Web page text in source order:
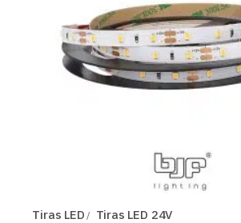
Tiras LED Tiras LED 24V